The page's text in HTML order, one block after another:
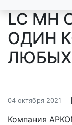
LC MH
ОДИН
ЛЮБЫХ
04 октября 2021
Компания